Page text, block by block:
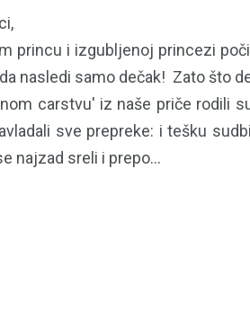
princu i izgubljenoj princezi
nasledi samo dečak! Zato što
carstvu' iz naše priče rodili
sve prepreke: i tešku
najzad sreli i prepo...